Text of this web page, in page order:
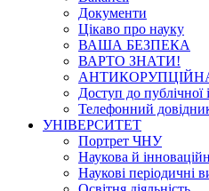
Документи
Цікаво про науку
ВАША БЕЗПЕКА
ВАРТО ЗНАТИ!
Доступ до публічної
Телефонний
УНІВЕРСИТЕТ
Портрет ЧНУ
Наукова й
Наукові періодичні